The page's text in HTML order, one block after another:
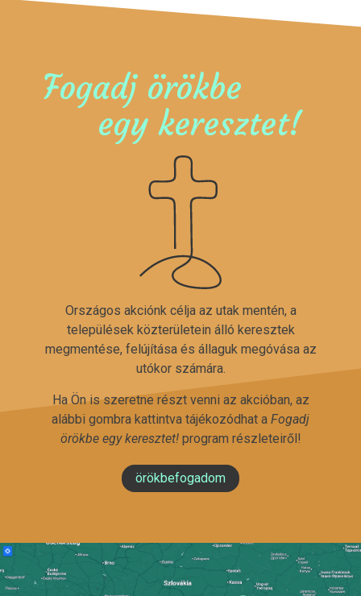
Fogadj örökbe
egy keresztet!
Országos akciónk célja az utak mentén, a
települések közterületein álló keresztek
megmentése, felújítása és állaguk megóvása az
utókor számára.
Ha Ön is szeretne részt venni az akcióban, az
alábbi gombra kattintva tájékozódhat a Fogadj
örökbe egy keresztet!program részleteiről!
örökbefogadom